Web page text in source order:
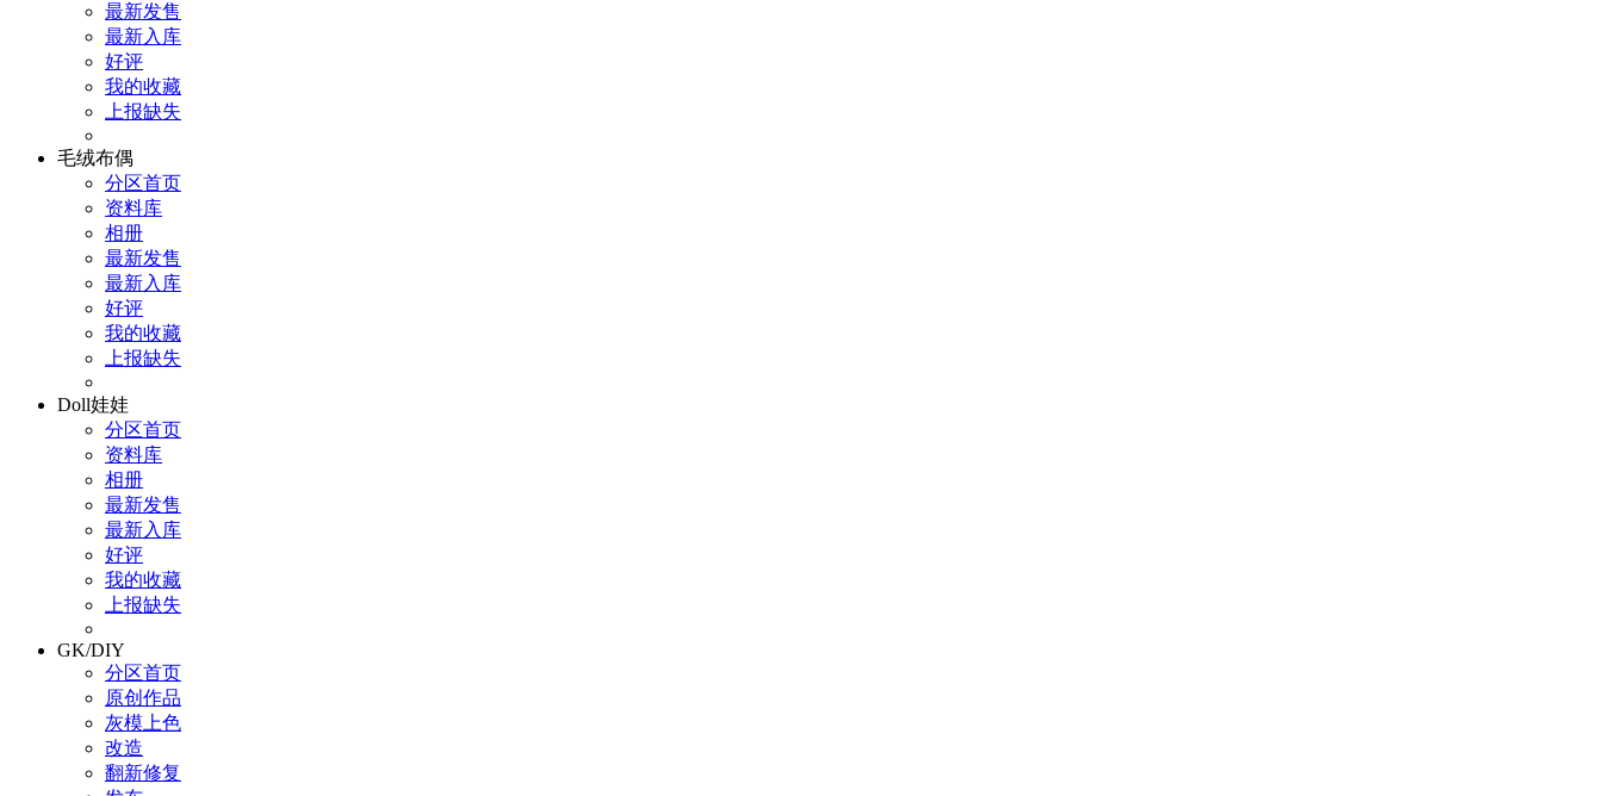
最新发售
最新入库
好评
我的收藏
上报缺失
毛绒布偶
分区首页
资料库
相册
最新发售
最新入库
好评
我的收藏
上报缺失
Doll娃娃
分区首页
资料库
相册
最新发售
最新入库
好评
我的收藏
上报缺失
GK/DIY
分区首页
原创作品
灰模上色
改造
翻新修复